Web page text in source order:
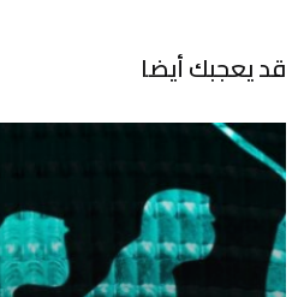
قد يعجبك أيضا